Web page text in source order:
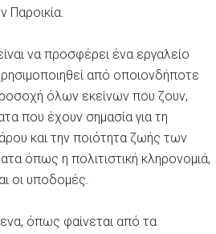
Παροικία.
να προσφέρει ένα εργαλείο
από οποιονδήποτε
όλων εκείνων που ζουν,
που έχουν σημασία για τη
και την ποιότητα ζωής των
όπως η πολιτιστική κληρονομιά,
οι υποδομές.
όπως φαίνεται από τα